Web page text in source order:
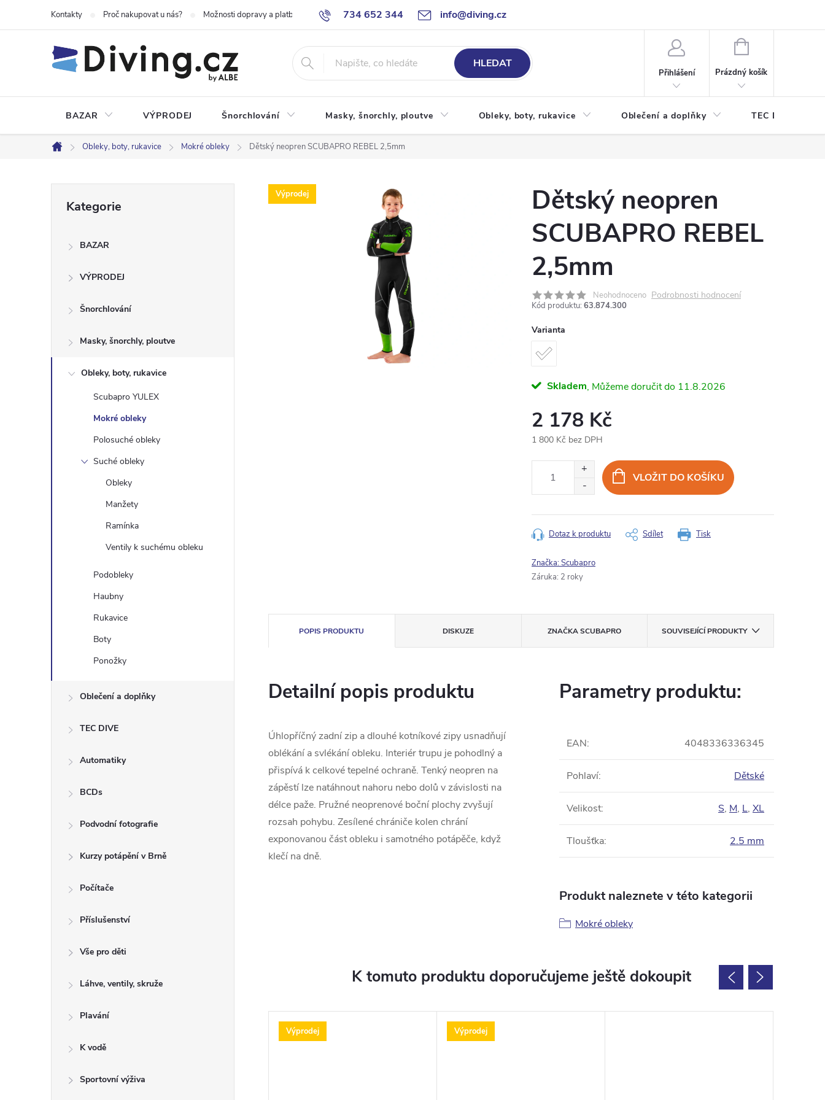
734 652 344 info@diving.cz
Kontakty Proč nakupovat u nás? Možnosti dopravy a platby Jak nakupovat Obchodní podmínky Reklamace
HLEDAT
Přihlášení
NÁKUPNÍ
Prázdný košík
BAZAR VÝPRODEJ Šnorchlování Masky, šnorchly, ploutve Obleky, boty, rukavice Oblečení a doplňky TEC DIVE
Domů
Obleky, boty, rukavice Mokré obleky Dětský neopren SCUBAPRO REBEL 2,5mm
a
kategorie
Kategorie
BAZAR
VÝPRODEJ
Šnorchlování
Masky, šnorchly, ploutve
Obleky, boty, rukavice
Scubapro YULEX
Mokré obleky
Polosuché obleky
Suché obleky
Obleky
Manžety
Ramínka
Ventily k suchému obleku
Podobleky
Haubny
Rukavice
Boty
Ponožky
Oblečení a doplňky
TEC DIVE
Automatiky
BCDs
Podvodní fotografie
Kurzy potápění v Brně
Počítače
Příslušenství
Vše pro děti
Láhve, ventily, skruže
Plavání
K vodě
Sportovní výživa
Výprodej
Dětský neopren
SCUBAPRO REBEL
2,5mm
Neohodnoceno Podrobnosti hodnocení
Kód produktu: 63.874.300
Varianta
Skladem 11.8.2026
2 178 Kč
1 800 Kč bez DPH
VLOŽIT DO KOŠÍKU
Tisk
Dotaz k produktu Sdílet
Značka:Scubapro
Záruka: 2 roky
POPIS PRODUKTU DISKUZE ZNAČKASCUBAPRO SOUVISEJÍCÍ PRODUKTY
Detailní popis produktu
Úhlopříčný zadní zip a dlouhé kotníkové zipy usnadňují
oblékání a svlékání obleku. Interiér trupu je pohodlný a
přispívá k celkové tepelné ochraně. Tenký neopren na
zápěstí lze natáhnout nahoru nebo dolů v závislosti na
délce paže. Pružné neoprenové boční plochy zvyšují
rozsah pohybu. Zesílené chrániče kolen chrání
exponovanou část obleku i samotného potápěče, když
klečí na dně.
Parametry produktu:
EAN: 4048336336345
Pohlaví: Dětské
Velikost: S, M, L, XL
Tloušťka: 2.5 mm
Produkt naleznete v této kategorii
Mokré obleky
K tomuto produktu doporučujeme ještě dokoupit
Výprodej Výprodej